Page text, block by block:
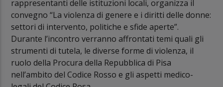
rappresentanti delle istituzioni locali, organizza il
convegno “La violenza di genere e i diritti delle donne:
settori di intervento, politiche e sfide aperte”.
Durante l’incontro verranno affrontati temi quali gli
strumenti di tutela, le diverse forme di violenza, il
ruolo della Procura della Repubblica di Pisa
nell’ambito del Codice Rosso e gli aspetti medico-